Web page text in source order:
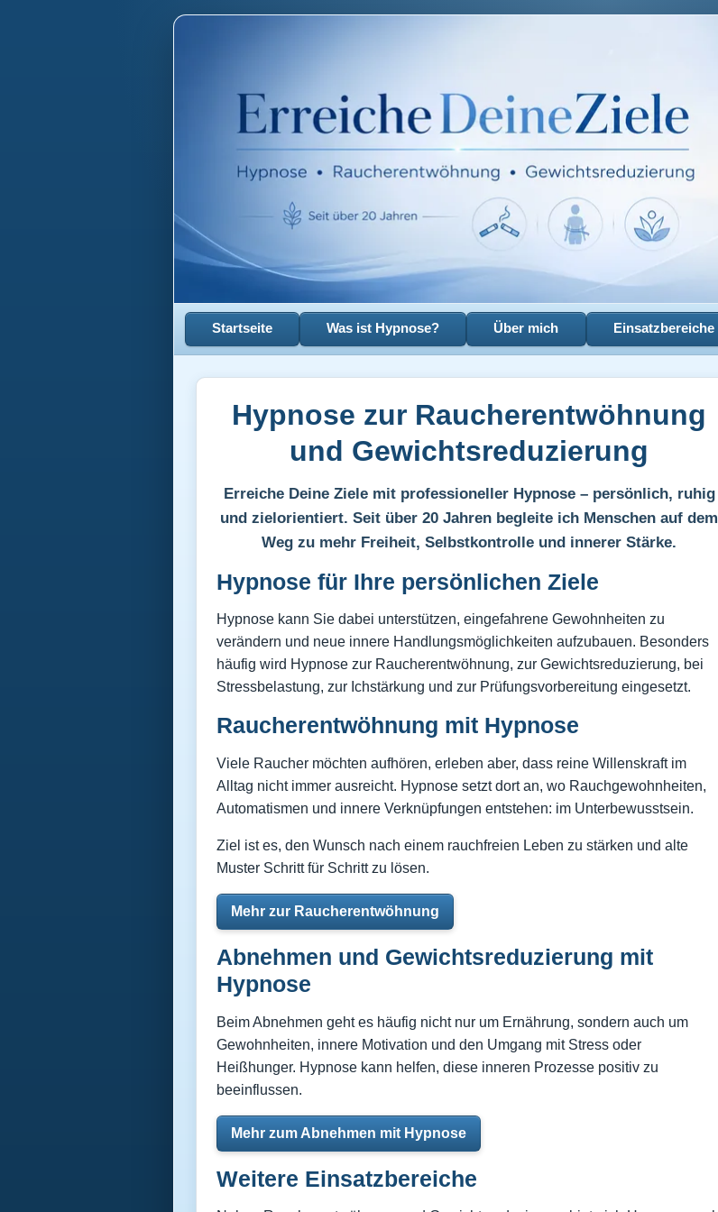
Startseite Was ist Hypnose? Über mich Einsatzbereiche
Hypnose zur Raucherentwöhnung
und Gewichtsreduzierung
Erreiche Deine Ziele mit professioneller Hypnose – persönlich, ruhig
und zielorientiert. Seit über 20 Jahren begleite ich Menschen auf dem
Weg zu mehr Freiheit, Selbstkontrolle und innerer Stärke.
Hypnose für Ihre persönlichen Ziele
Hypnose kann Sie dabei unterstützen, eingefahrene Gewohnheiten zu
verändern und neue innere Handlungsmöglichkeiten aufzubauen. Besonders
häufig wird Hypnose zur Raucherentwöhnung, zur Gewichtsreduzierung, bei
Stressbelastung, zur Ichstärkung und zur Prüfungsvorbereitung eingesetzt.
Raucherentwöhnung mit Hypnose
Viele Raucher möchten aufhören, erleben aber, dass reine Willenskraft im
Alltag nicht immer ausreicht. Hypnose setzt dort an, wo Rauchgewohnheiten,
Automatismen und innere Verknüpfungen entstehen: im Unterbewusstsein.
Ziel ist es, den Wunsch nach einem rauchfreien Leben zu stärken und alte
Muster Schritt für Schritt zu lösen.
Mehr zur Raucherentwöhnung
Abnehmen und Gewichtsreduzierung mit
Hypnose
Beim Abnehmen geht es häufig nicht nur um Ernährung, sondern auch um
Gewohnheiten, innere Motivation und den Umgang mit Stress oder
Heißhunger. Hypnose kann helfen, diese inneren Prozesse positiv zu
beeinflussen.
Mehr zum Abnehmen mit Hypnose
Weitere Einsatzbereiche